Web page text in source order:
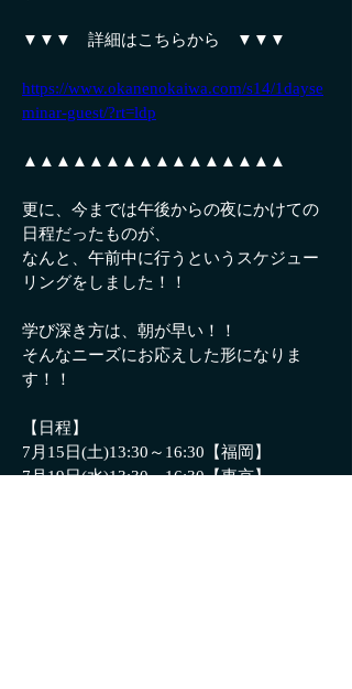
▼▼▼　詳細はこちらから　▼▼▼
https://www.okanenokaiwa.com/s14/1dayse
minar-guest/?rt=ldp
▲▲▲▲▲▲▲▲▲▲▲▲▲▲▲▲
更に、今までは午後からの夜にかけての
日程だったものが、
なんと、午前中に行うというスケジュー
リングをしました！！
学び深き方は、朝が早い！！
そんなニーズにお応えした形になりま
す！！
【日程】
7月15日(土)13:30～16:30【福岡】
7月19日(水)13:30～16:30【東京】